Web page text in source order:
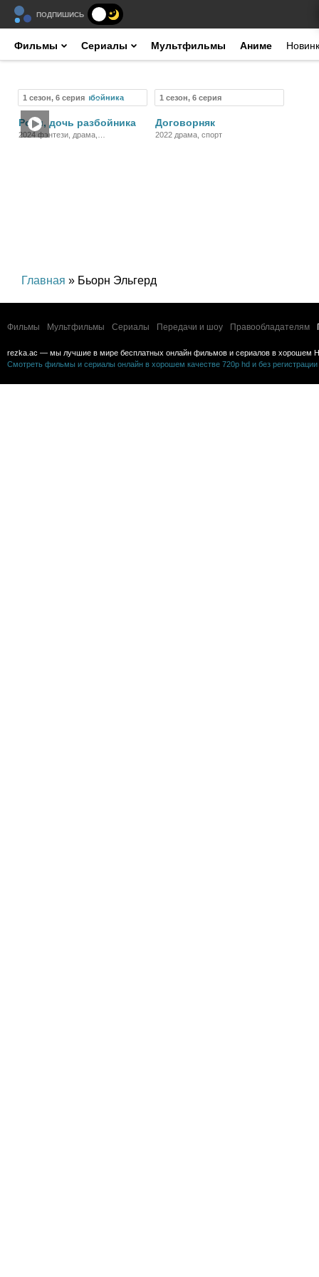
ПОДПИШИСЬ
Фильмы Сериалы Мультфильмы Аниме
1 сезон, 6 серия Сериал
Рони, дочь разбойника
2024 фэнтези, драма,
1 сезон, 6 серия
Договорняк
2022 драма, спорт
Главная » Бьорн Эльгерд
Фильмы Мультфильмы Сериалы Передачи и шоу Правообладателям
rezka.ac — мы лучшие в мире бесплатных онлайн фильмов и сериалов в хорошем
Смотреть фильмы и сериалы онлайн в хорошем качестве 720p hd и без